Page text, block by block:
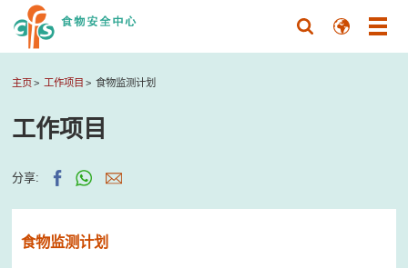
主页 工作项目 食物监测计划
工作项目
分享:
食物监测计划